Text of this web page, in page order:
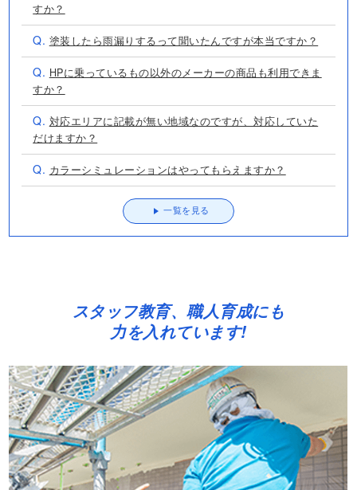
すか？
Q. 塗装したら雨漏りするって聞いたんですが本当ですか？
Q. HPに乗っているもの以外のメーカーの商品も利用できま
すか？
Q. 対応エリアに記載が無い地域なのですが、対応していた
だけますか？
Q. カラーシミュレーションはやってもらえますか？
一覧を見る
スタッフ教育、職人育成にも
力を入れています!